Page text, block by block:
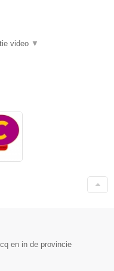
video ▼
en in de provincie